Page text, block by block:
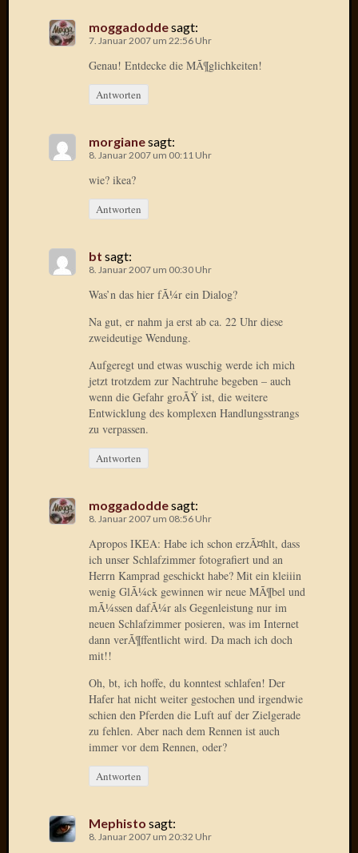
moggadoddesagt:
7. Januar 2007 um 22:56 Uhr
Genau! Entdecke die MÃ¶glichkeiten!
Antworten
morgianesagt:
8. Januar 2007 um 00:11 Uhr
wie? ikea?
Antworten
bt sagt:
8. Januar 2007 um 00:30 Uhr
Was’n das hier fÃ¼r ein Dialog?
Na gut, er nahm ja erst ab ca. 22 Uhr diese
zweideutige Wendung.
Aufgeregt und etwas wuschig werde ich mich
jetzt trotzdem zur Nachtruhe begeben – auch
wenn die Gefahr groÃŸ ist, die weitere
Entwicklung des komplexen Handlungsstrangs
zu verpassen.
Antworten
moggadoddesagt:
8. Januar 2007 um 08:56 Uhr
Apropos IKEA: Habe ich schon erzÃ¤hlt, dass
ich unser Schlafzimmer fotografiert und an
Herrn Kamprad geschickt habe? Mit ein kleiiin
wenig GlÃ¼ck gewinnen wir neue MÃ¶bel und
mÃ¼ssen dafÃ¼r als Gegenleistung nur im
neuen Schlafzimmer posieren, was im Internet
dann verÃ¶ffentlicht wird. Da mach ich doch
mit!!
Oh, bt, ich hoffe, du konntest schlafen! Der
Hafer hat nicht weiter gestochen und irgendwie
schien den Pferden die Luft auf der Zielgerade
zu fehlen. Aber nach dem Rennen ist auch
immer vor dem Rennen, oder?
Antworten
Mephisto sagt:
8. Januar 2007 um 20:32 Uhr